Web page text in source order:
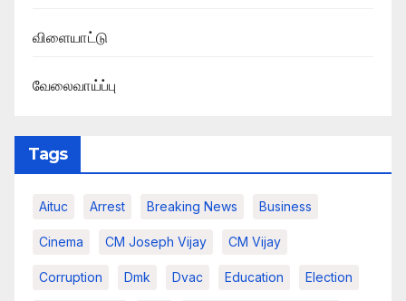
விளையாட்டு
வேலைவாய்ப்பு
Tags
Aituc Arrest Breaking News​ Business
Cinema CM Joseph Vijay CM Vijay
Corruption Dmk Dvac Education Election